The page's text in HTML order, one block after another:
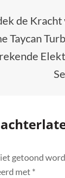
de Kracht
Taycan
getoond
met *